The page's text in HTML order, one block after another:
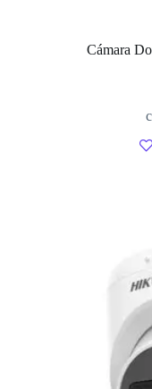
Cámara